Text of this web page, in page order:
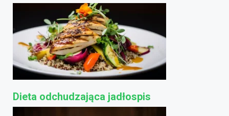
Dieta odchudzająca jadłospis